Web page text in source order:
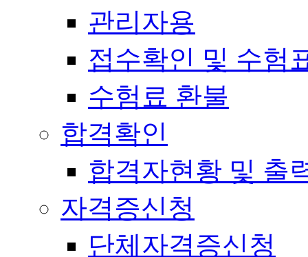
관리자용
접수확인 및 수험
수험료 환불
합격확인
합격자현황 및 출
자격증신청
단체자격증신청